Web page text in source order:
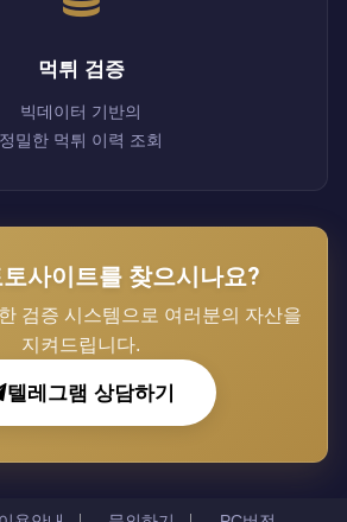
먹튀 검증
빅데이터 기반의
정밀한 먹튀 이력 조회
사이트를 찾으시나요?
검증 시스템으로 여러분의 자산을
지켜드립니다.
텔레그램 상담하기